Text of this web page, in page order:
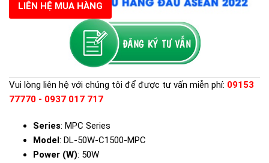
LIÊN HỆ MUA HÀNG
Vui lòng liên hệ với chúng tôi để được tư vấn miễn phí: 09153
77770 - 0937 017 717
Series: MPC Series
Model: DL-50W-C1500-MPC
Power (W): 50W